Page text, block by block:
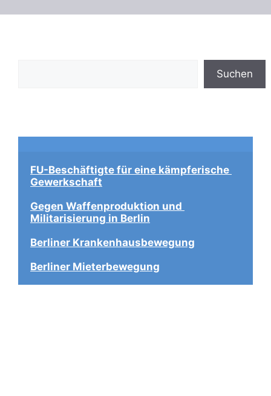
Suchen
FU-Beschäftigte für eine kämpferische
Gewerkschaft
Gegen Waffenproduktion und
Militarisierung in Berlin
Berliner Krankenhausbewegung
Berliner Mieterbewegung